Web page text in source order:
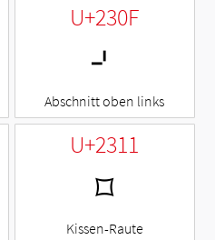
U+230F
⌏
Abschnitt oben links
U+2311
⌑
Kissen-Raute